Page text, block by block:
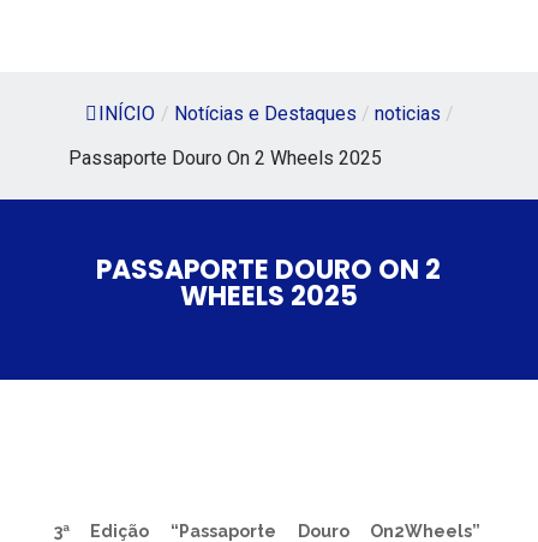
INÍCIO / Notícias e Destaques / noticias /
Passaporte Douro On 2 Wheels 2025
PASSAPORTE DOURO ON 2
WHEELS 2025
3ª Edição “Passaporte Douro On2Wheels”